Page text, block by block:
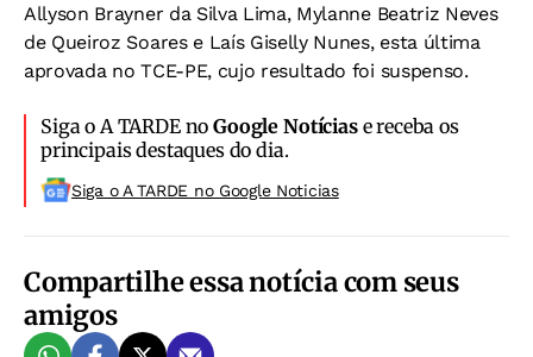
Allyson Brayner da Silva Lima, Mylanne Beatriz Neves
de Queiroz Soares e Laís Giselly Nunes, esta última
aprovada no TCE-PE, cujo resultado foi suspenso.
Siga o A TARDE noGoogle Notíciase receba os
principais destaques do dia.
Siga o A TARDE no Google Noticias
Compartilhe essa notícia com seus
amigos